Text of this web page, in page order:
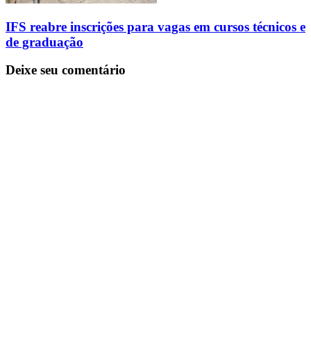
IFS reabre inscrições para vagas em cursos técnicos e
de graduação
Deixe seu comentário